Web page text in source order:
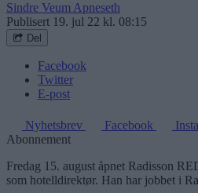
Sindre Veum Apneseth
Publisert 19. jul 22 kl. 08:15
Del
Facebook
Twitter
E-post
Nyhetsbrev Facebook
Abonnement
Fredag 15. august åpnet Radisson
som hotelldirektør. Han har jobbet i